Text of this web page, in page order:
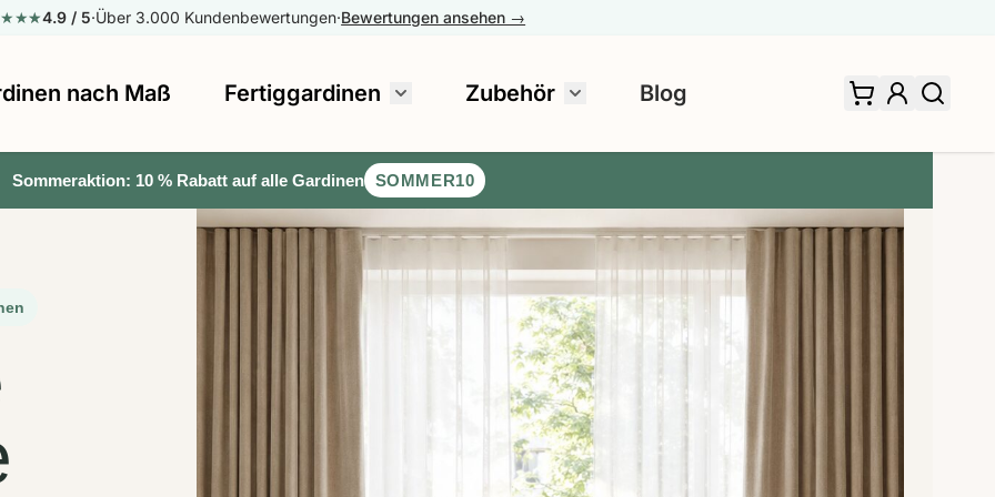
★
★4.9 / 5·Über 3.000 Kundenbewertungen·Bewertungen ansehen →
nach Maß Fertiggardinen
Untermenü für Fertiggardinen umschalten
Zubehör
Untermenü für Zubehör umschalten
Blog
Sommeraktion: 10 % Rabatt auf alle Gardinen SOMMER10